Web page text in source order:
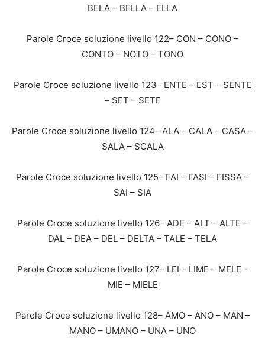
BELA – BELLA – ELLA
Parole Croce soluzione livello 122– CON – CONO –
CONTO – NOTO – TONO
Parole Croce soluzione livello 123– ENTE – EST – SENTE
– SET – SETE
Parole Croce soluzione livello 124– ALA – CALA – CASA –
SALA – SCALA
Parole Croce soluzione livello 125– FAI – FASI – FISSA –
SAI – SIA
Parole Croce soluzione livello 126– ADE – ALT – ALTE –
DAL – DEA – DEL – DELTA – TALE – TELA
Parole Croce soluzione livello 127– LEI – LIME – MELE –
MIE – MIELE
Parole Croce soluzione livello 128– AMO – ANO – MAN –
MANO – UMANO – UNA – UNO